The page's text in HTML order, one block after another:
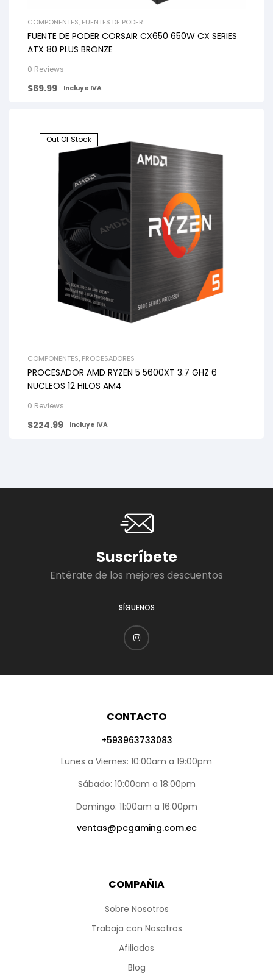
COMPONENTES, FUENTES DE PODER
FUENTE DE PODER CORSAIR CX650 650W CX SERIES
ATX 80 PLUS BRONZE
0 Reviews
$69.99 Incluye IVA
Out Of Stock
COMPONENTES, PROCESADORES
PROCESADOR AMD RYZEN 5 5600XT 3.7 GHZ 6
NUCLEOS 12 HILOS AM4
0 Reviews
$224.99 Incluye IVA
Suscríbete
Entérate de los mejores descuentos
SÍGUENOS
COMPAÑIA
Sobre Nosotros
Trabaja con Nosotros
Afiliados
Blog
CONTACTO
+593963733083
Lunes a Viernes: 10:00am a 19:00pm
Sábado: 10:00am a 18:00pm
Domingo: 11:00am a 16:00pm
ventas@pcgaming.com.ec